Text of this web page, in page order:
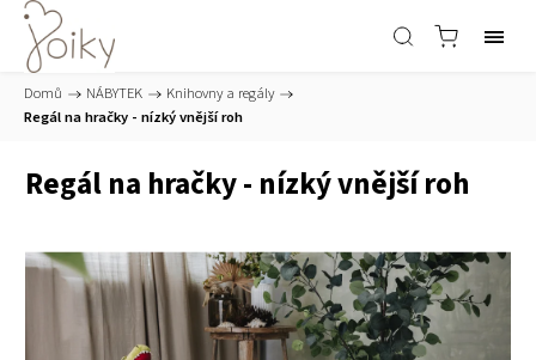
Domů / NÁBYTEK / Knihovny a regály /
Regál na hračky - nízký vnější roh
Regál na hračky - nízký vnější roh